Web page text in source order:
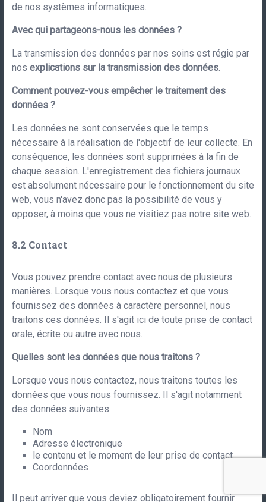
de nos systèmes informatiques.
Avec qui partageons-nous les données ?
La transmission des données par nos soins est régie par
nos explications sur la transmission des données.
Comment pouvez-vous empêcher le traitement des
données ?
Les données ne sont conservées que le temps
nécessaire à la réalisation de l'objectif de leur collecte. En
conséquence, les données sont supprimées à la fin de
chaque session. L'enregistrement des fichiers journaux
est absolument nécessaire pour le fonctionnement du site
web, vous n'avez donc pas la possibilité de vous y
opposer, à moins que vous ne visitiez pas notre site web.
Contact
Vous pouvez prendre contact avec nous de plusieurs
manières. Lorsque vous nous contactez et que vous
fournissez des données à caractère personnel, nous
traitons ces données. Il s'agit ici de toute prise de contact
orale, écrite ou autre avec nous.
Quelles sont les données que nous traitons ?
Lorsque vous nous contactez, nous traitons toutes les
données que vous nous fournissez. Il s'agit notamment
des données suivantes
Nom
Adresse électronique
le contenu et le moment de leur prise de contact
Coordonnées
Il peut arriver que vous deviez obligatoirement fournir